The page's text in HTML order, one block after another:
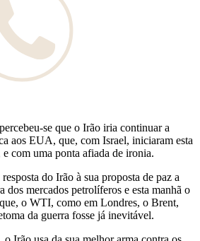
se que o Irão iria continuar a
aos EUA, que, com Israel, iniciaram esta
com uma ponta afiada de ironia.
do Irão à sua proposta de paz a
dos mercados petrolíferos e esta manhã o
o WTI, como em Londres, o Brent,
da guerra fosse já inevitável.